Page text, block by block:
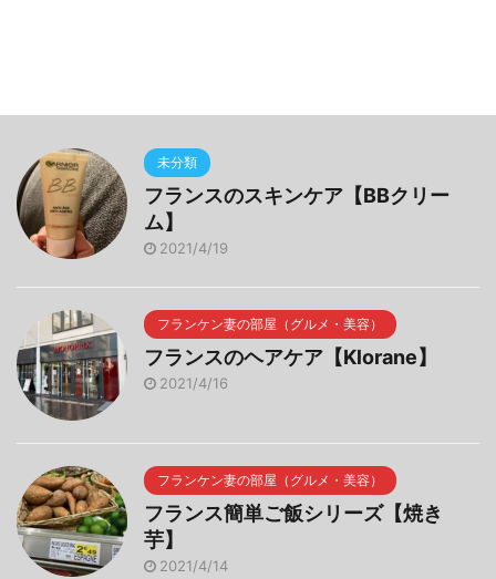
未分類
フランスのスキンケア【BBクリー
ム】
2021/4/19
フランケン妻の部屋（グルメ・美容）
フランスのヘアケア【Klorane】
2021/4/16
フランケン妻の部屋（グルメ・美容）
フランス簡単ご飯シリーズ【焼き
芋】
2021/4/14